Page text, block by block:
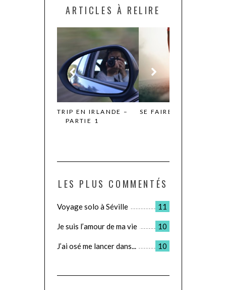
ARTICLES À RELIRE
SE FAIRE MAL POUR SE FAIRE
DU BIEN
LES PLUS COMMENTÉS
11
Voyage solo à Séville
10
Je suis l’amour de ma vie
10
J’ai osé me lancer dans...